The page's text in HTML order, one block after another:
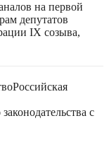
на первой
депутатов
IX созыва,
Российская
с